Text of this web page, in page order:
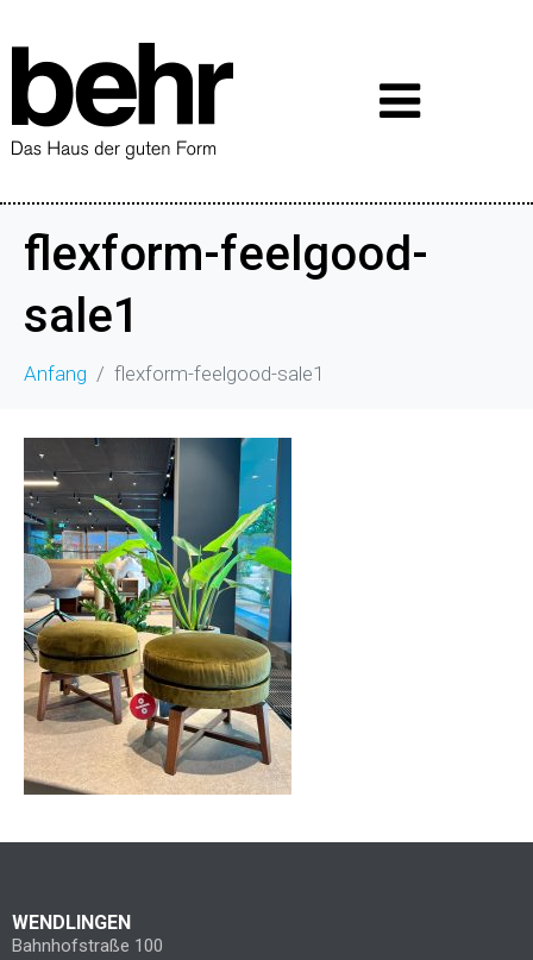
flexform-feelgood-
sale1
Anfang flexform-feelgood-sale1
WENDLINGEN
Bahnhofstraße 100